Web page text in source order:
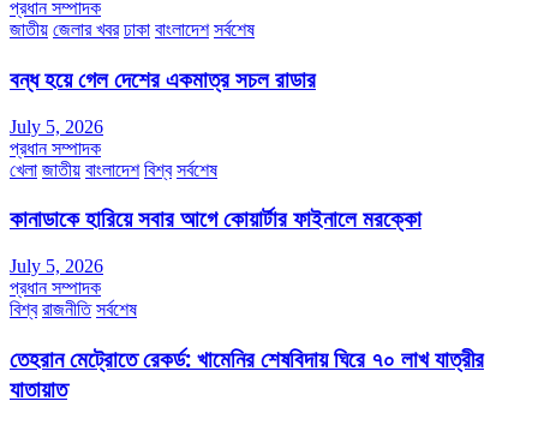
প্রধান সম্পাদক
জাতীয় জেলার খবর ঢাকা বাংলাদেশ সর্বশেষ
বন্ধ হয়ে গেল দেশের একমাত্র সচল রাডার
July 5, 2026
প্রধান সম্পাদক
খেলা জাতীয় বাংলাদেশ বিশ্ব সর্বশেষ
কানাডাকে হারিয়ে সবার আগে কোয়ার্টার ফাইনালে মরক্কো
July 5, 2026
প্রধান সম্পাদক
বিশ্ব রাজনীতি সর্বশেষ
তেহরান মেট্রোতে রেকর্ড: খামেনির শেষবিদায় ঘিরে ৭০ লাখ যাত্রীর
যাতায়াত